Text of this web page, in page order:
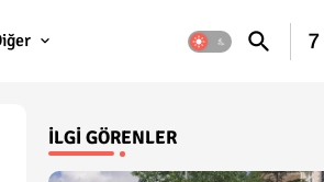
7
İLGI GÖRENLER